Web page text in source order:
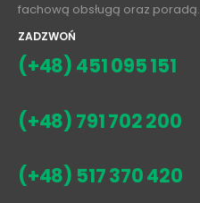
fachową obsługą oraz poradą.
ZADZWOŃ
(+48) 451 095 151
(+48) 791 702 200
(+48) 517 370 420